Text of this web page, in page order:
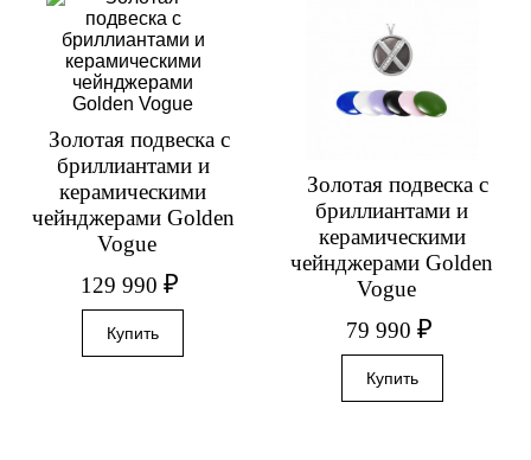
Золотая подвеска с
бриллиантами и
керамическими
чейнджерами Golden
Vogue
129 990₽
Золотая подвеска с
бриллиантами и
керамическими
чейнджерами Golden
Vogue
79 990 ₽